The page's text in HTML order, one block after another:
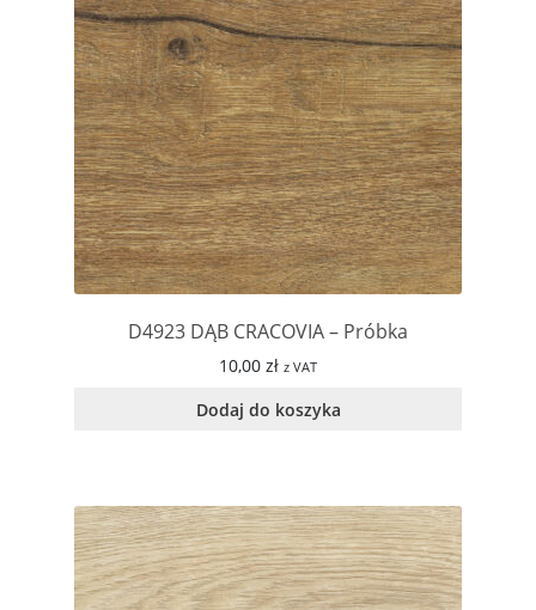
D4923 DĄB CRACOVIA – Próbka
10,00 zł z VAT
Dodaj do koszyka